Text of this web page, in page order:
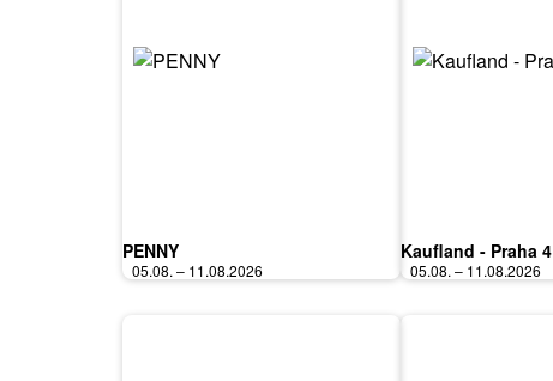
PENNY
05.08. – 11.08.2026
Kaufland - Praha 4
05.08. – 11.08.2026